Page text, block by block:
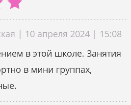
| 10 апреля 2024 | 15:08
в этой школе. Занятия
в мини группах,